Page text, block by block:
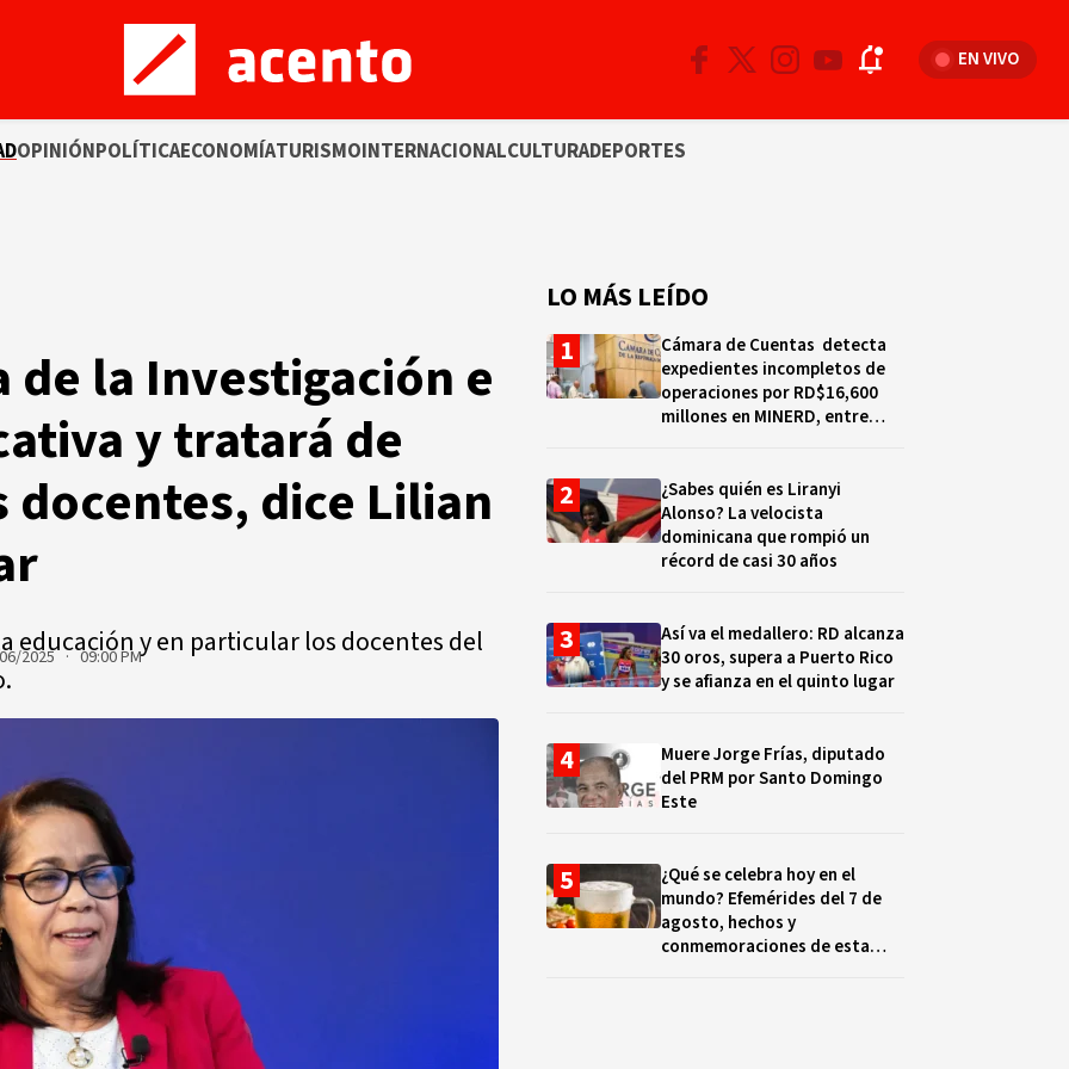
EN VIVO
OPINIÓNPOLÍTICAECONOMÍATURISMOINTERNACIONALCULTURADEPORTES
de la Investigación e
y tratará de
dice Lilian
educación y en particular los docentes del
2025 · 09:00 PM
LO MÁS LEÍDO
Cámara de Cuentas detecta
expedientes incompletos de
operaciones por RD$16,600
millones en MINERD, entre
¿Sabes quién es Liranyi
Alonso? La velocista
dominicana que rompió un
récord de casi 30 años
Así va el medallero: RD alcanza
30 oros, supera a Puerto Rico
y se afianza en el quinto lugar
Muere Jorge Frías, diputado
del PRM por Santo Domingo
Este
¿Qué se celebra hoy en el
mundo? Efemérides del 7 de
agosto, hechos y
conmemoraciones de esta